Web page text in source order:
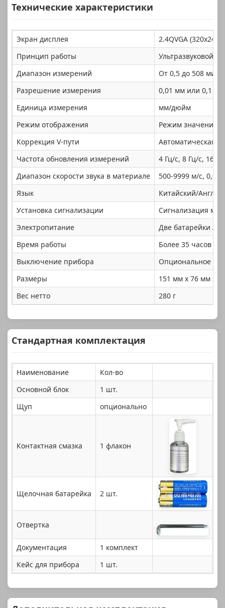
Технические характеристики
Экран дисплея
2.4QVGA
Принцип работы
Ультразвуковой
Диапазон измерений
От 0,5 до 508
Разрешение измерения
0,01 мм или 0,1
Единица измерения
мм/дюйм
Режим отображения
Режим значения
Коррекция V-пути
Автоматическая
Частота обновления измерений
4 Гц/с, 8 Гц/с, 16
Диапазон скорости звука в материале
500-9999 м/с,
Язык
Китайский/
Установка сигнализации
Сигнализация
Электропитание
Две батарейки AA
Время работы
Более 35 часов
Выключение прибора
Опциональное
Размеры
151 мм x 76 мм x
Вес нетто
280 г
Стандартная комплектация
Наименование
Кол-во
Основной блок
1 шт.
Щуп
опционально
Контактная смазка 1 флакон
Щелочная батарейка 2 шт.
Отвертка
Документация
1 комплект
Кейс для прибора
1 шт.